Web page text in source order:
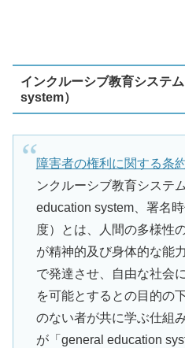
インクルーシブ教育システ
system）
障害者の権利に関する条
ンクルーシブ教育システ
education system、署名
度）とは、人間の多様性
が精神的及び身体的な能
で発達させ、自由な社会
を可能とするとの目的の
のない者が共に学ぶ仕組
が「general education